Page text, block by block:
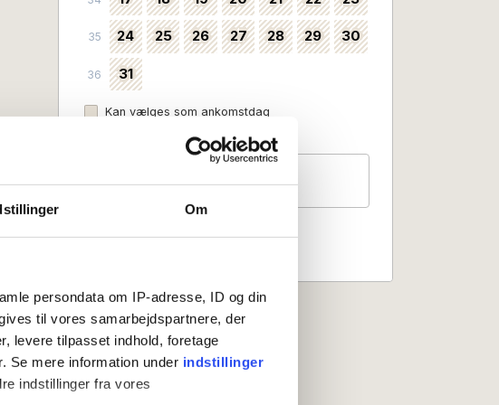
Om
persondata om IP-adresse, ID og din
til vores samarbejdspartnere, der
levere tilpasset indhold, foretage
Se mere information under indstillinger
indstillinger fra vores
35 24 25 26 27 28 29 30
36 31
Kan vælges som ankomstdag
2 personer